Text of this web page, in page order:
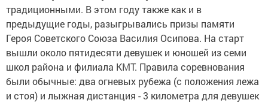
традиционными. В этом году также как и в
предыдущие годы, разыгрывались призы памяти
Героя Советского Союза Василия Осипова. На старт
вышли около пятидесяти девушек и юношей из семи
школ района и филиала КМТ. Правила соревнования
были обычные: два огневых рубежа (с положения лежа
и стоя) и лыжная дистанция - 3 километра для девушек